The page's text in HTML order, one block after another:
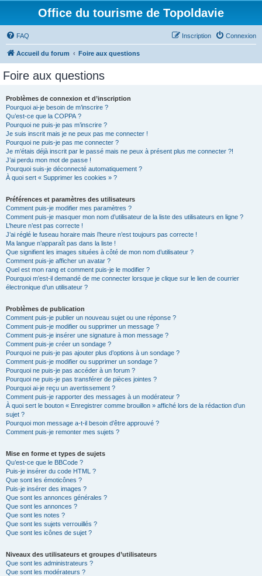
Office du tourisme de Topoldavie
FAQ Connexion
Inscription
Accueil du forum Foire aux questions
Foire aux questions
Problèmes de connexion et d’inscription
Pourquoi ai-je besoin de m’inscrire ?
Qu’est-ce que la COPPA ?
Pourquoi ne puis-je pas m’inscrire ?
Je suis inscrit mais je ne peux pas me connecter !
Pourquoi ne puis-je pas me connecter ?
Je m’étais déjà inscrit par le passé mais ne peux à présent plus me connecter ?!
J’ai perdu mon mot de passe !
Pourquoi suis-je déconnecté automatiquement ?
À quoi sert « Supprimer les cookies » ?
Préférences et paramètres des utilisateurs
Comment puis-je modifier mes paramètres ?
Comment puis-je masquer mon nom d’utilisateur de la liste des utilisateurs en ligne ?
L’heure n’est pas correcte !
J’ai réglé le fuseau horaire mais l’heure n’est toujours pas correcte !
Ma langue n’apparaît pas dans la liste !
Que signifient les images situées à côté de mon nom d’utilisateur ?
Comment puis-je afficher un avatar ?
Quel est mon rang et comment puis-je le modifier ?
Pourquoi m’est-il demandé de me connecter lorsque je clique sur le lien de courrier
électronique d’un utilisateur ?
Problèmes de publication
Comment puis-je publier un nouveau sujet ou une réponse ?
Comment puis-je modifier ou supprimer un message ?
Comment puis-je insérer une signature à mon message ?
Comment puis-je créer un sondage ?
Pourquoi ne puis-je pas ajouter plus d’options à un sondage ?
Comment puis-je modifier ou supprimer un sondage ?
Pourquoi ne puis-je pas accéder à un forum ?
Pourquoi ne puis-je pas transférer de pièces jointes ?
Pourquoi ai-je reçu un avertissement ?
Comment puis-je rapporter des messages à un modérateur ?
À quoi sert le bouton « Enregistrer comme brouillon » affiché lors de la rédaction d’un
sujet ?
Pourquoi mon message a-t-il besoin d’être approuvé ?
Comment puis-je remonter mes sujets ?
Mise en forme et types de sujets
Qu’est-ce que le BBCode ?
Puis-je insérer du code HTML ?
Que sont les émoticônes ?
Puis-je insérer des images ?
Que sont les annonces générales ?
Que sont les annonces ?
Que sont les notes ?
Que sont les sujets verrouillés ?
Que sont les icônes de sujet ?
Niveaux des utilisateurs et groupes d’utilisateurs
Que sont les administrateurs ?
Que sont les modérateurs ?